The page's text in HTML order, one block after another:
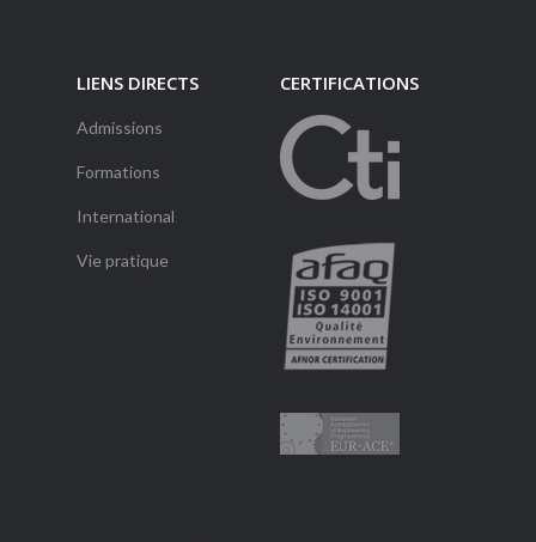
LIENS DIRECTS
Admissions
Formations
International
Vie pratique
CERTIFICATIONS